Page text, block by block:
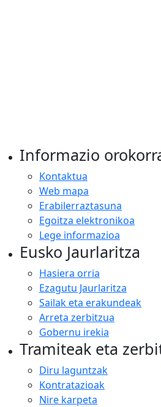
Informazio
Kontaktua
Web mapa
Erabilerraztasuna
Egoitza elektronikoa
Lege informazioa
Eusko Jaurlaritza
Hasiera orria
Ezagutu Jaurlaritza
Sailak eta erakundeak
Arreta zerbitzua
Gobernu irekia
Tramiteak eta
Diru laguntzak
Kontratazioak
Nire karpeta